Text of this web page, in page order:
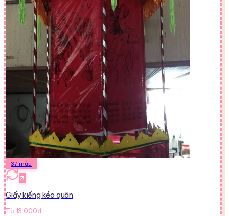
37 mẫu
Giấy kiếng kéo quân
Từ 13.000đ